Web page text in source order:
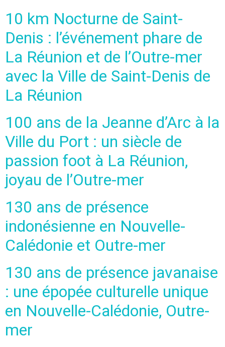
10 km Nocturne de Saint-
Denis : l’événement phare de
La Réunion et de l’Outre-mer
avec la Ville de Saint-Denis de
La Réunion
100 ans de la Jeanne d’Arc à la
Ville du Port : un siècle de
passion foot à La Réunion,
joyau de l’Outre-mer
130 ans de présence
indonésienne en Nouvelle-
Calédonie et Outre-mer
130 ans de présence javanaise
: une épopée culturelle unique
en Nouvelle-Calédonie, Outre-
mer